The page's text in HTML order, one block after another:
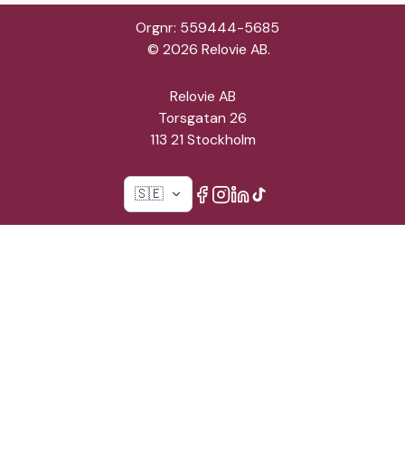
Orgnr: 559444-5685
© 2026 Relovie AB.
Relovie AB
Torsgatan 26
113 21 Stockholm
🇸🇪